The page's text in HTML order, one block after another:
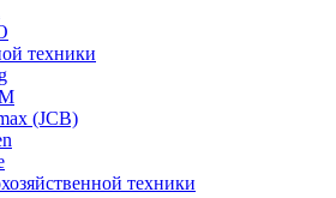
техники
(JCB)
техники